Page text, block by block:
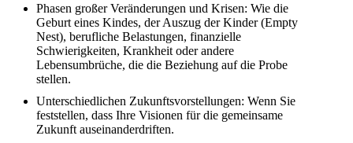
Phasen großer Veränderungen und Krisen: Wie die
Geburt eines Kindes, der Auszug der Kinder (Empty
Nest), berufliche Belastungen, finanzielle
Schwierigkeiten, Krankheit oder andere
Lebensumbrüche, die die Beziehung auf die Probe
stellen.
Unterschiedlichen Zukunftsvorstellungen: Wenn Sie
feststellen, dass Ihre Visionen für die gemeinsame
Zukunft auseinanderdriften.